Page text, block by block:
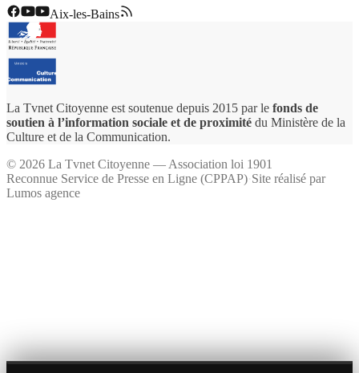
Aix-les-Bains
La Tvnet Citoyenne est soutenue depuis 2015 par le fonds de
soutien à l’information sociale et de proximité du Ministère de la
Culture et de la Communication.
© 2026 La Tvnet Citoyenne — Association loi 1901
Reconnue Service de Presse en Ligne (CPPAP)·Site réalisé par
Lumos agence